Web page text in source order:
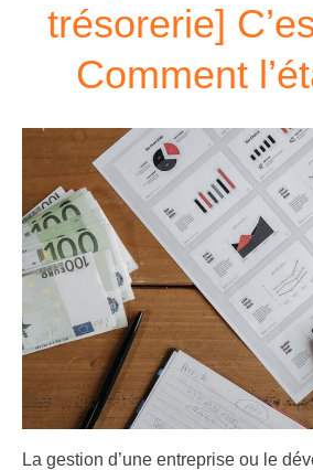
trésorerie]
Comment
La gestion d’une entreprise ou le